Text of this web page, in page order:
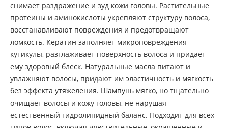
снимает раздражение и зуд кожи головы. Растительные
протеины и аминокислоты укрепляют структуру волоса,
восстанавливают повреждения и предотвращают
ломкость. Кератин заполняет микроповреждения
кутикулы, разглаживает поверхность волоса и придает
ему здоровый блеск. Натуральные масла питают и
увлажняют волосы, придают им эластичность и мягкость
без эффекта утяжеления. Шампунь мягко, но тщательно
очищает волосы и кожу головы, не нарушая
естественный гидролипидный баланс. Подходит для всех